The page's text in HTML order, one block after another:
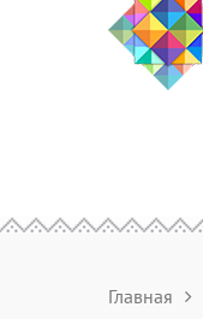
Главная